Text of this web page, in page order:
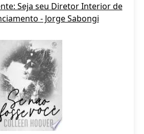
Seja seu Diretor Interior de
- Jorge Sabongi